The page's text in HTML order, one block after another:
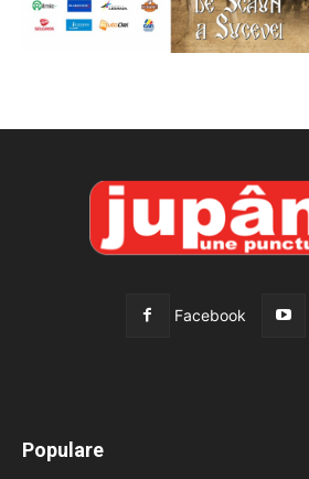
Facebook
Populare